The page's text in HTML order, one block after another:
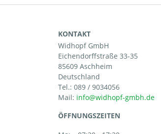
KONTAKT
Widhopf GmbH
Eichendorffstraße 33-35
85609 Aschheim
Deutschland
Tel.: 089 / 9034056
Mail:
ÖFFNUNGSZEITEN